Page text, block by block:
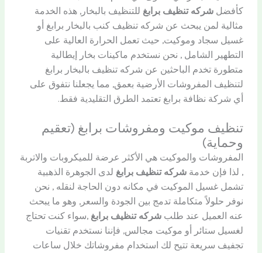
كأفضلشركه تنظيف برابغ للتنظيف بالبخار, هذه الخدمة
مثالية لمن يبحث عن شركه تنظيف كنب بالبخار برابغ أو
غسيل سجاد وموكيت, حيث تعمل الحرارة العالية على
التطهير الشامل , نحن نستخدم ماكينات بخار إيطالية
متطورة تخدم الباحثين عن شركه تنظيف بالبخار برابغ
لتنظيف المفروشات الأرضية بعمق, مما يجعلنا نتفوق على
أي شركة نظافة برابغ تعتمد الطرق التقليدية فقط.
تنظيف موكيت ومفروشات برابغ (تعقيم
وحماية)
المفروشات والموكيت هي الأكثر عرضة للميكروبات والاتربة
, لذا فإن خدمةشركه تنظيف برابغ لدى الجوهرة الذهبية
تشمل غسيل الموكيت في مكانه دون الحاجة لنقله , نحن
نوفر حلولاً متكاملة تدمج بين الجودة والسعر, وهو ما يبحث
عنه العميل عند طلبشركه تنظيف برابغ ,سواء كنت تحتاج
لغسيل ستائر أو موكيت مجالس, فإننا نستخدم تقنيات
تجفيف سريعة تتيح لك استخدام مفروشاتك خلال ساعات